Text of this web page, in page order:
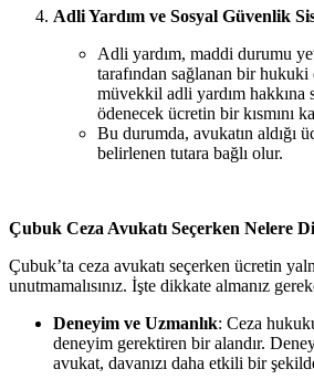
Adli Yardım ve Sosyal Güvenlik
Adli yardım, maddi durumu
tarafından sağlanan bir
müvekkil adli yardım hakkına
ödenecek ücretin bir kısmını
Bu durumda, avukatın aldığı
belirlenen tutara bağlı olur.
Çubuk Ceza Avukatı Seçerken Nelere
Çubuk’ta ceza avukatı seçerken ücretin
unutmamalısınız. İşte dikkate almanız
Deneyim ve Uzmanlık: Ceza
deneyim gerektiren bir alandır.
avukat, davanızı daha etkili bir